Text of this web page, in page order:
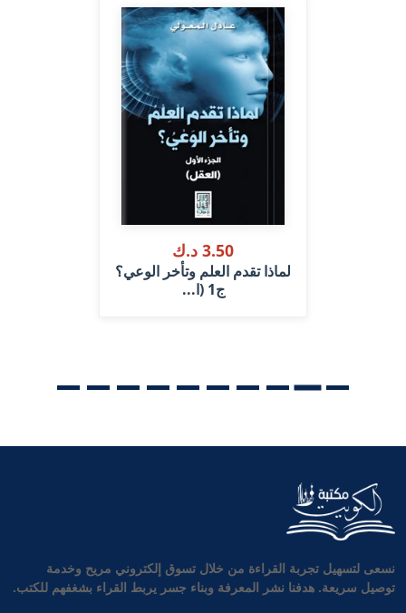
3.50 د.ك
لماذا تقدم العلم وتأخر الوعي؟
ج1 (ا...
نسعى لتسهيل تجربة القراءة من خلال تسوق إلكتروني مريح وخدمة
توصيل سريعة. هدفنا نشر المعرفة وبناء جسر يربط القراء بشغفهم للكتب.